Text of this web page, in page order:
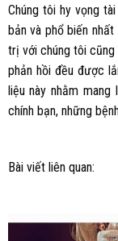
Chúng tôi hy vọng
bản và phổ biến
trị với chúng tôi
phản hồi đều được
liệu này nhằm
chính bạn, những
Bài viết liên quan: